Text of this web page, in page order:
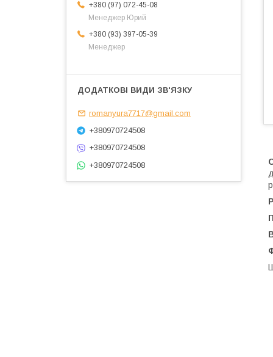
+380 (97) 072-45-08
Менеджер Юрий
+380 (93) 397-05-39
Менеджер
romanyura7717@gmail.com
+380970724508
+380970724508
+380970724508